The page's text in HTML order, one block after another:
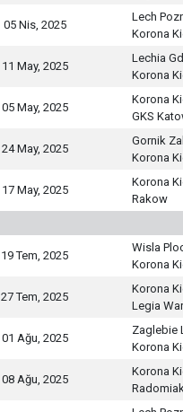
05 Nis, 2025
Lech
Korona
11 May, 2025
Lechia
Korona
05 May, 2025
Korona
GKS
24 May, 2025
Gornik
Korona
17 May, 2025
Korona
Rakow
19 Tem, 2025
Wisla
Korona
27 Tem, 2025
Korona
Legia
01 Ağu, 2025
Zaglebie
Korona
08 Ağu, 2025
Korona